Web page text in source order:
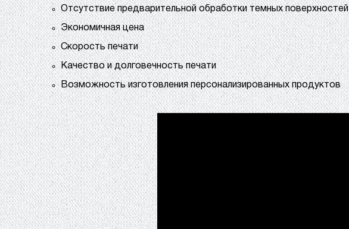
Отсутствие предварительной обработки темных поверхностей
Экономичная цена
Скорость печати
Качество и долговечность печати
Возможность изготовления персонализированных продуктов